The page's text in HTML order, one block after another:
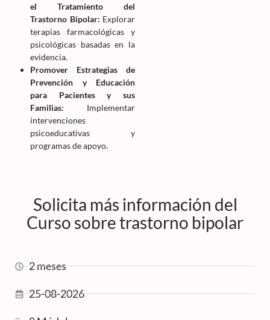
el Tratamiento del
Trastorno Bipolar: Explorar
terapias farmacológicas y
psicológicas basadas en la
evidencia.
Promover Estrategias de
Prevención y Educación
para Pacientes y sus
Familias: Implementar
intervenciones
psicoeducativas y
programas de apoyo.
Solicita más información del
Curso sobre trastorno bipolar
2 meses
25-08-2026